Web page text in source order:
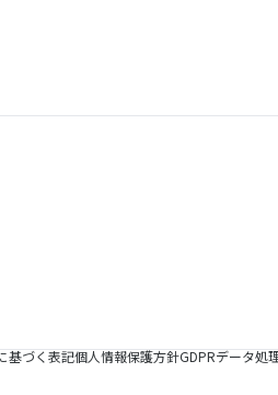
基づく表記個人情報保護方針GDPRデータ処